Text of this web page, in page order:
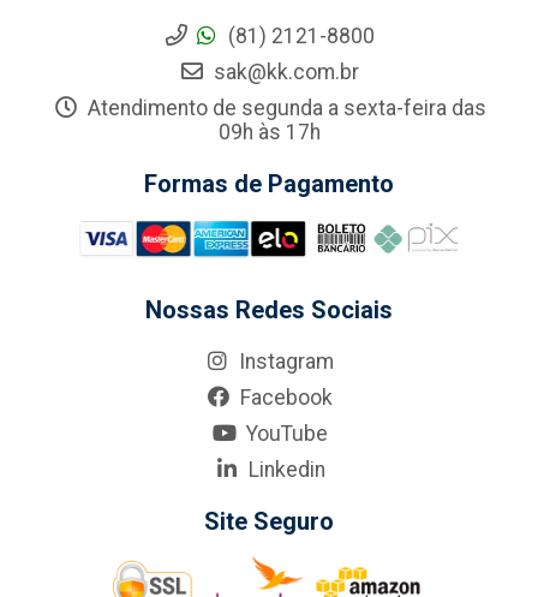
(81) 2121-8800
sak@kk.com.br
Atendimento de segunda a sexta-feira das
09h às 17h
Formas de Pagamento
Nossas Redes Sociais
Instagram
Facebook
YouTube
Linkedin
Site Seguro